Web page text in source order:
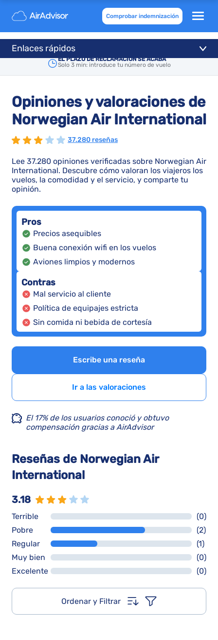
Comprobar indemnización
EL PLAZO DE RECLAMACIÓN SE ACABA
Solo 3 min: introduce tu número de vuelo
Enlaces rápidos
Opiniones y valoraciones de
Norwegian Air International
37.280 reseñas
Lee 37.280 opiniones verificadas sobre Norwegian Air
International. Descubre cómo valoran los viajeros los
vuelos, la comodidad y el servicio, y comparte tu
opinión.
Pros
Precios asequibles
Buena conexión wifi en los vuelos
Aviones limpios y modernos
Contras
Mal servicio al cliente
Política de equipajes estricta
Sin comida ni bebida de cortesía
Escribe una reseña
Ir a las valoraciones
El 17% de los usuarios conoció y obtuvo
compensación gracias a AirAdvisor
Reseñas de Norwegian Air
International
3.18
Terrible
(0)
Pobre
(2)
Regular
(1)
Muy bien
(0)
Excelente
(0)
Ordenar y Filtrar